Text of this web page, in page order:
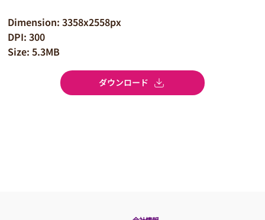
Dimension: 3358x2558px
DPI: 300
Size: 5.3MB
ダウンロード